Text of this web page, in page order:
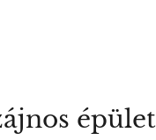
épület